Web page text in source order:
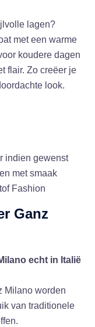
lagen?
met een warme
koudere dagen
flair. Zo creëer je
look.
indien gewenst
met smaak
Fashion
Ganz
echt in Italië
Milano worden
van traditionele